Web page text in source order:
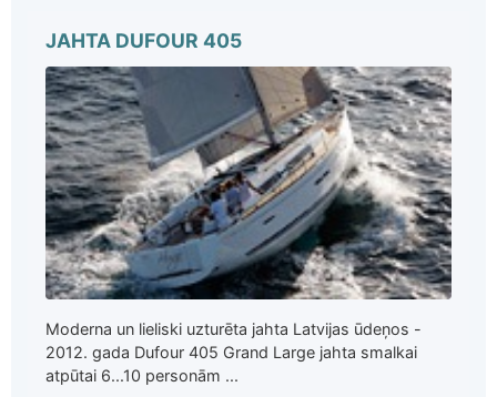
JAHTA DUFOUR 405
Moderna un lieliski uzturēta jahta Latvijas ūdeņos -
2012. gada Dufour 405 Grand Large jahta smalkai
atpūtai 6...10 personām ...